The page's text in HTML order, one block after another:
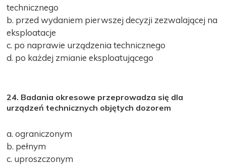
technicznego
b. przed wydaniem pierwszej decyzji zezwalającej na
eksploatacje
c. po naprawie urządzenia technicznego
d. po każdej zmianie eksploatującego
24. Badania okresowe przeprowadza się dla
urządzeń technicznych objętych dozorem
a. ograniczonym
b. pełnym
c. uproszczonym